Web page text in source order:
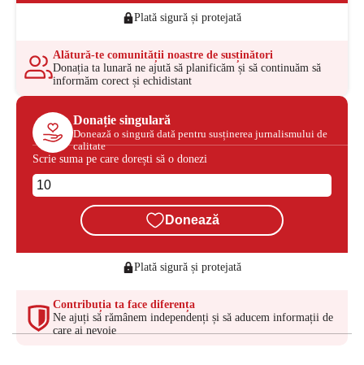
Plată sigură și protejată
Alătură-te comunității noastre de susținători
Donația ta lunară ne ajută să planificăm și să continuăm să
informăm corect și echidistant
Donație singulară
Donează o singură dată pentru susținerea jurnalismului de
calitate
Scrie suma pe care dorești să o donezi
Donează
Plată sigură și protejată
Contribuția ta face diferența
Ne ajuți să rămânem independenți și să aducem informații de
care ai nevoie